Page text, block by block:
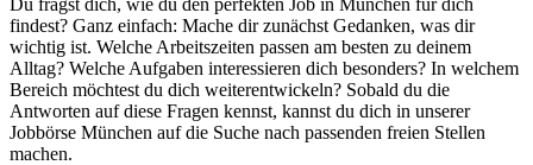
Du fragst dich, wie du den perfekten Job in München für dich
findest? Ganz einfach: Mache dir zunächst Gedanken, was dir
wichtig ist. Welche Arbeitszeiten passen am besten zu deinem
Alltag? Welche Aufgaben interessieren dich besonders? In welchem
Bereich möchtest du dich weiterentwickeln? Sobald du die
Antworten auf diese Fragen kennst, kannst du dich in unserer
Jobbörse München auf die Suche nach passenden freien Stellen
machen.